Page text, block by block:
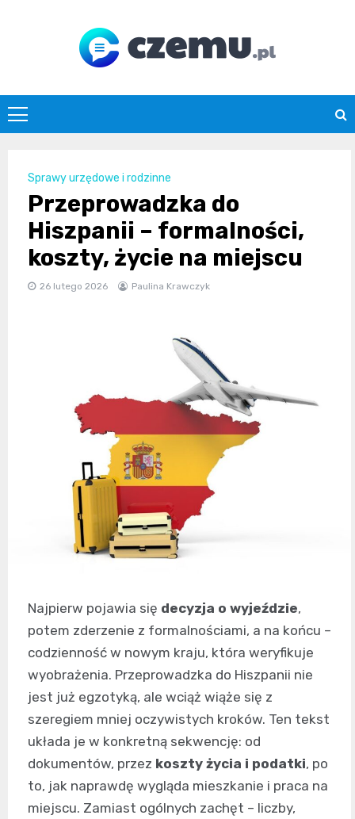
czemu.pl
Sprawy urzędowe i rodzinne
Przeprowadzka do
Hiszpanii – formalności,
koszty, życie na miejscu
26 lutego 2026 Paulina Krawczyk
Najpierw pojawia się decyzja o wyjeździe,
potem zderzenie z formalnościami, a na końcu –
codzienność w nowym kraju, która weryfikuje
wyobrażenia. Przeprowadzka do Hiszpanii nie
jest już egzotyką, ale wciąż wiąże się z
szeregiem mniej oczywistych kroków. Ten tekst
układa je w konkretną sekwencję: od
dokumentów, przez koszty życia i podatki, po
to, jak naprawdę wygląda mieszkanie i praca na
miejscu. Zamiast ogólnych zachęt – liczby,